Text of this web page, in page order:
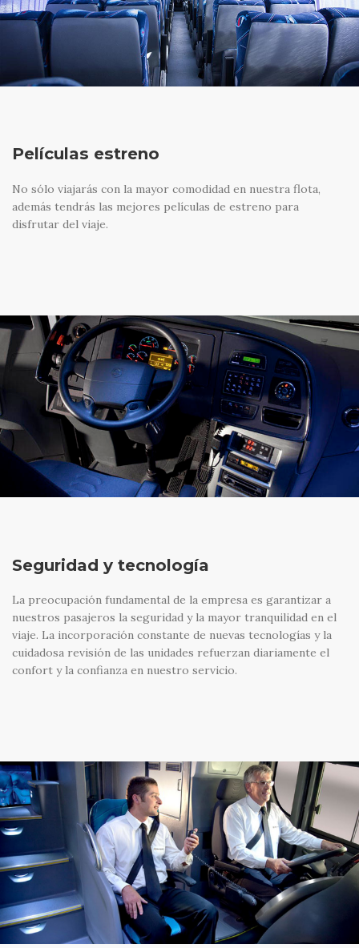
Películas estreno
No sólo viajarás con la mayor comodidad en nuestra flota,
además tendrás las mejores películas de estreno para
disfrutar del viaje.
Seguridad y tecnología
La preocupación fundamental de la empresa es garantizar a
nuestros pasajeros la seguridad y la mayor tranquilidad en el
viaje. La incorporación constante de nuevas tecnologías y la
cuidadosa revisión de las unidades refuerzan diariamente el
confort y la confianza en nuestro servicio.